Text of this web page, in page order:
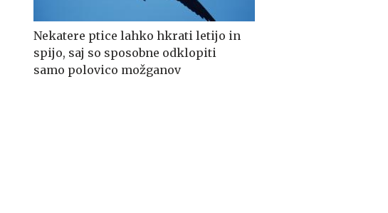
Nekatere ptice lahko hkrati letijo in
spijo, saj so sposobne odklopiti
samo polovico možganov